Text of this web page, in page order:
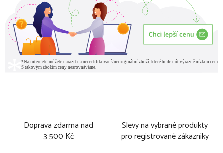
Doprava zdarma nad
3 500 Kč
Slevy na vybrané produkty
pro registrované zákazníky